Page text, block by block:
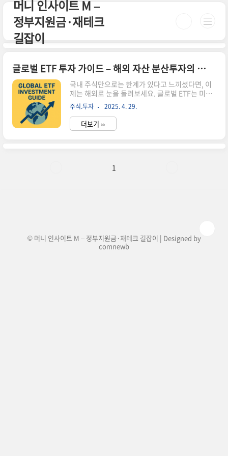
본문 바로가기
머니 인사이트 M –
정부지원금·재테크
길잡이
글로벌 ETF 투자 가이드 – 해외 자산 분산투자의 시작
국내 주식만으로는 한계가 있다고 느끼셨다면, 이
제는 해외로 눈을 돌려보세요. 글로벌 ETF는 미국,
유럽, 신흥국, 친환경 분야 등 다양한 시장에 쉽게
접근할 수 있는 투자 수단입니다. 초보자도 간편하
게 매매할 수 있고, 장기적인 자산 배분에 매우 유리
한 구조로 되어 있어 점점 더 많은 투자자들이 글로
주 500개 기업에 분산 투자하는 상품으로, 애플, 마
주식.투자 2025. 4. 29.
더보기 ››
1
© 머니 인사이트 M – 정부지원금·재테크 길잡이 | Designed by
comnewb